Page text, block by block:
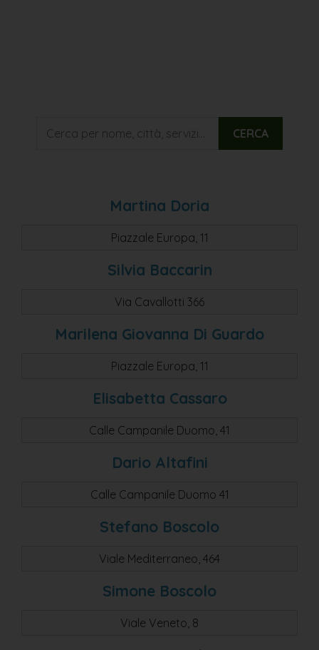
CERCA
Martina Doria
Piazzale Europa, 11
Silvia Baccarin
Via Cavallotti 366
Marilena Giovanna Di Guardo
Piazzale Europa, 11
Elisabetta Cassaro
Calle Campanile Duomo, 41
Dario Altafini
Calle Campanile Duomo 41
Stefano Boscolo
Viale Mediterraneo, 464
Simone Boscolo
Viale Veneto, 8